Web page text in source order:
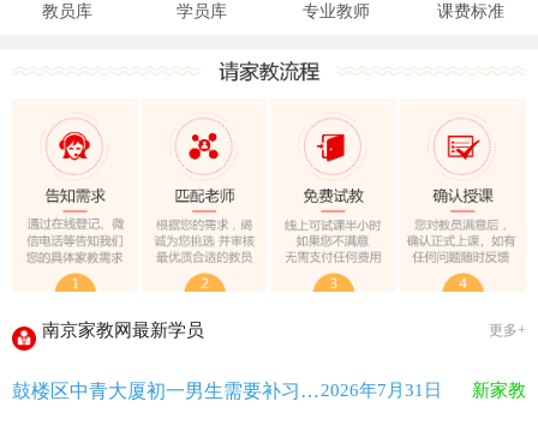
致全省中小学生家长的一封信
2025年12月江苏教育考试月历
最新！教育部等5部门发布20条举措
​2025年11月江苏教育考试月历
5个新突破！国新办发布会介绍“十四五”时期加快建设教育强
省教育厅最新发文！事关2026年普通高校综合评价招生改革 2026-4-10
教员库 学员库 专业教师 课费标准
南京家教网最新学员 更多+
鼓楼区中青大厦初一男生需要补习语文2026年7月31日 新家教